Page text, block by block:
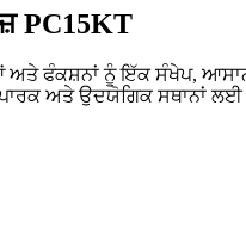
PC15KT
ਅਤੇ ਫੰਕਸ਼ਨਾਂ ਨੂੰ ਇੱਕ ਸੰਖੇਪ,
ਅਤੇ ਉਦਯੋਗਿਕ ਸਥਾਨਾਂ